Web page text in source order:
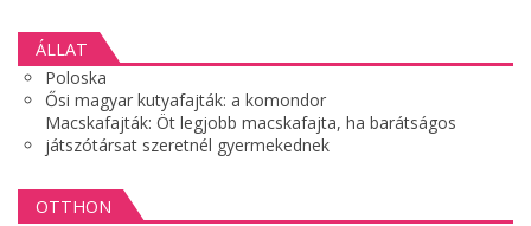
ÁLLAT
Poloska
Ősi magyar kutyafajták: a komondor
Macskafajták: Öt legjobb macskafajta, ha barátságos
játszótársat szeretnél gyermekednek
OTTHON